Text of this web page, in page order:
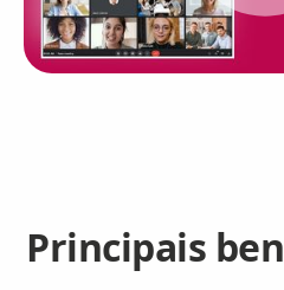
Principais